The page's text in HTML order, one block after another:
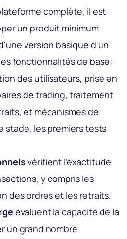
complète, il est
un produit minimum
version basique d'un
fonctionnalités de base:
des utilisateurs, prise en
de trading, traitement
et mécanismes de
stade, les premiers tests
vérifient l'exactitude
y compris les
des ordres et les retraits.
évaluent la capacité de la
un grand nombre